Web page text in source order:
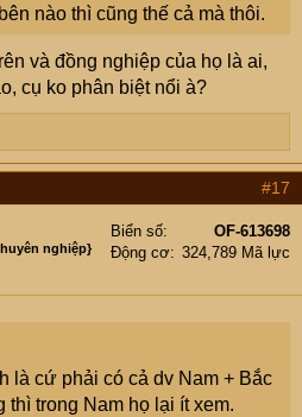
nào thì cũng thế cả mà thôi.
và đồng nghiệp của họ là ai,
cụ ko phân biệt nổi à?
#17
nghiệp}
Biển số
OF-613698
Động cơ
324,789 Mã lực
là cứ phải có cả dv Nam + Bắc
thì trong Nam họ lại ít xem.